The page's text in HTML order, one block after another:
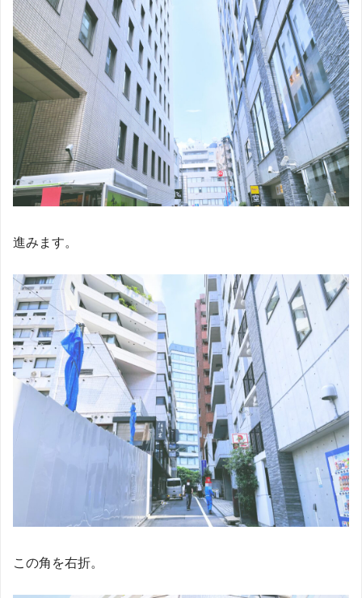
進みます。
この角を右折。